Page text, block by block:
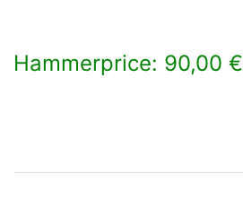
Hammerprice: 90,00 €